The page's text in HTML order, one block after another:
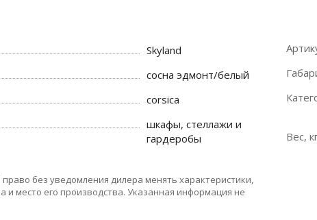
Skyland
сосна эдмонт/белый
corsica
шкафы, стеллажи и
гардеробы
Вес,
без уведомления дилера менять характеристики,
место его производства. Указанная информация не